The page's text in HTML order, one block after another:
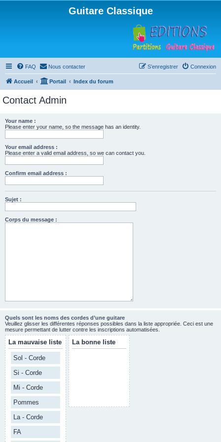
Guitare Classique
FAQ Nous contacter Connexion
S’enregistrer
Accueil Portail Index du forum
Contact Admin
Your name :
Please enter your name, so the message has an identity.
Your email address :
Please enter a valid email address, so we can contact you.
Confirm email address :
Sujet :
Corps du message :
Quels sont les noms des cordes d’une guitare
Veuillez glisser les différentes réponses possibles dans la liste appropriée. Ceci est une
mesure permettant de lutter contre les inscriptions automatisées.
La mauvaise liste
Sol - Corde
Si - Corde
Mi - Corde
Pommes
La - Corde
FA
La bonne liste